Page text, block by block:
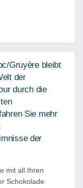
Gruyère bleibt
der
durch die
Sie mehr
der
mit all Ihren
Schokolade